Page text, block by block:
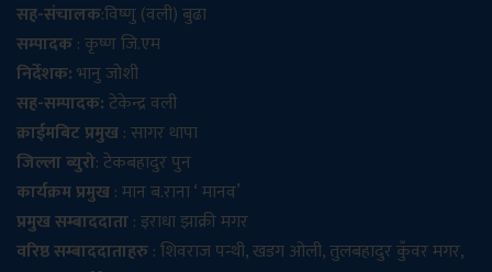
सह-संचालक:विष्णु (वली) बुढा
सम्पादक: कृष्ण जि.एम
निर्देशक:भानु जोशी
सह-सम्पादक:टेकेन्द्र वली
क्राईमबिट प्रमुख: सागर थापा
जिल्ला ब्युरो: टेकबहादुर पुन
कार्यक्रम प्रमुख: मान ब.राना ‘ मानव’
प्रमुख सम्बाददाता: इराधा झाक्री मगर
वरिष्ठ सम्बाददाताहरु: शिवराज पन्थी, खडग ओली, तुलबहादुर कुँवर मगर,